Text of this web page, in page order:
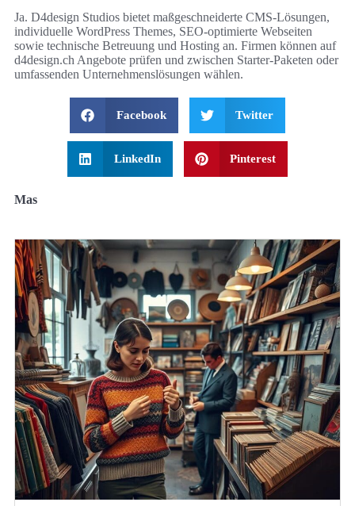
Ja. D4design Studios bietet maßgeschneiderte CMS‑Lösungen,
individuelle WordPress Themes, SEO‑optimierte Webseiten
sowie technische Betreuung und Hosting an. Firmen können auf
d4design.ch Angebote prüfen und zwischen Starter‑Paketen oder
umfassenden Unternehmenslösungen wählen.
Facebook Twitter
LinkedIn Pinterest
Mas